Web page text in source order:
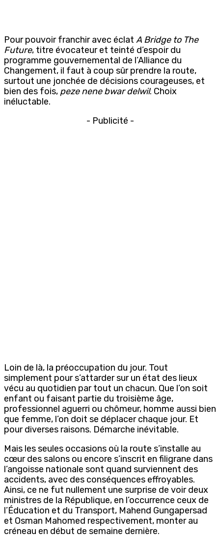
Pour pouvoir franchir avec éclat A Bridge to The
Future, titre évocateur et teinté d’espoir du
programme gouvernemental de l’Alliance du
Changement, il faut à coup sûr prendre la route,
surtout une jonchée de décisions courageuses, et
bien des fois, peze nene bwar delwil. Choix
inéluctable.
- Publicité -
Loin de là, la préoccupation du jour. Tout
simplement pour s’attarder sur un état des lieux
vécu au quotidien par tout un chacun. Que l’on soit
enfant ou faisant partie du troisième âge,
professionnel aguerri ou chômeur, homme aussi bien
que femme, l’on doit se déplacer chaque jour. Et
pour diverses raisons. Démarche inévitable.
Mais les seules occasions où la route s’installe au
cœur des salons ou encore s’inscrit en filigrane dans
l’angoisse nationale sont quand surviennent des
accidents, avec des conséquences effroyables.
Ainsi, ce ne fut nullement une surprise de voir deux
ministres de la République, en l’occurrence ceux de
l’Éducation et du Transport, Mahend Gungapersad
et Osman Mahomed respectivement, monter au
créneau en début de semaine dernière.